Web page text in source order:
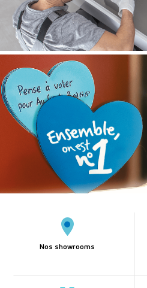
Nos showrooms